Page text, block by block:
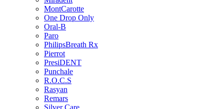
MontCarotte
One Drop Only
Oral-B
Paro
PhilipsBreath Rx
Pierrot
PresiDENT
Punchale
R.O.C.S
Rasyan
Remars